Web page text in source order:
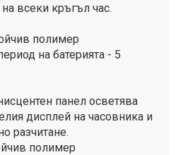
всеки кръгъл час.
полимер
на батерията - 5
панел осветява
дисплей на часовника и
разчитане.
полимер